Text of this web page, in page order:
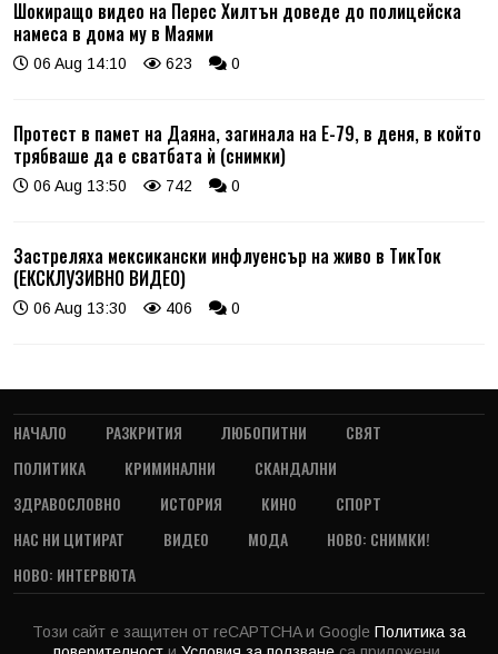
Шокиращо видео на Перес Хилтън доведе до полицейска
намеса в дома му в Маями
06 Aug 14:10 623 0
Протест в памет на Даяна, загинала на Е-79, в деня, в който
трябваше да е сватбата ѝ (снимки)
06 Aug 13:50 742 0
Застреляха мексикански инфлуенсър на живо в ТикТок
(ЕКСКЛУЗИВНО ВИДЕО)
06 Aug 13:30 406 0
НАЧАЛО РАЗКРИТИЯ ЛЮБОПИТНИ
СВЯТ
ПОЛИТИКА
КРИМИНАЛНИ
СКАНДАЛНИ
ЗДРАВОСЛОВНО
ИСТОРИЯ КИНО
СПОРТ
НАС НИ ЦИТИРАТ
ВИДЕО МОДА
НОВО: СНИМКИ!
НОВО: ИНТЕРВЮТА
Този сайт е защитен от reCAPTCHA и Google Политика за